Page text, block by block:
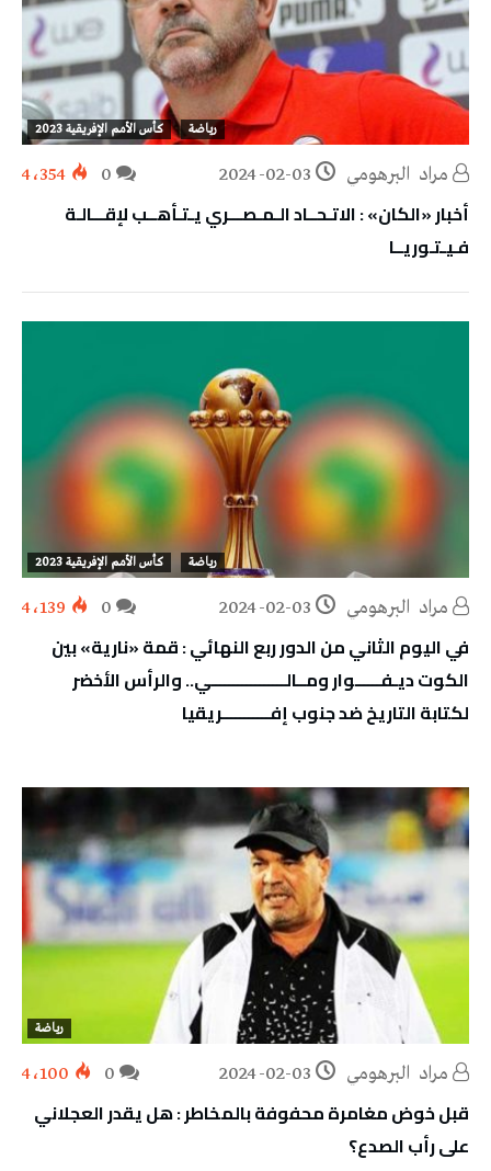
رياضة كأس الأمم الإفريقية 2023
مراد‭ ‬ البرهومي 2024-02-03 4٬354
أخبار «الكان» : الاتـحــاد الـمـصـــري يـتـأهــب لإقـــالـة
فـيـتـوريــا
رياضة كأس الأمم الإفريقية 2023
مراد‭ ‬ البرهومي 2024-02-03 4٬139
في اليوم الثاني من الدور ربع النهائي : قمة «نارية» بين
الكوت ديـفــــــوار ومــالـــــــــــــــــي.. والرأس الأخضر
لكتابة التاريخ ضد جنوب إفـــــــــــريقيا
رياضة
مراد‭ ‬ البرهومي 2024-02-03 4٬100
قبل خوض مغامرة محفوفة بالمخاطر : هل يقدر العجلاني
على رأب الصدع؟